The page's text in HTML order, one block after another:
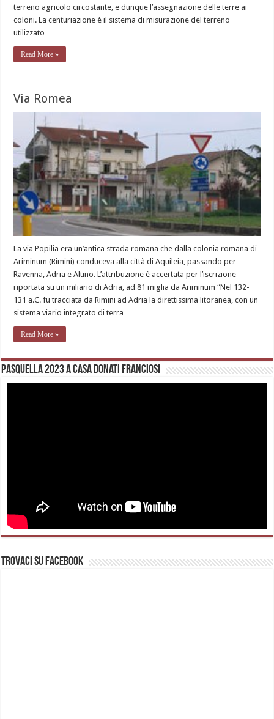
terreno agricolo circostante, e dunque l’assegnazione delle terre ai
coloni. La centuriazione è il sistema di misurazione del terreno
utilizzato …
Read More »
Via Romea
La via Popilia era un’antica strada romana che dalla colonia romana di
Ariminum (Rimini) conduceva alla città di Aquileia, passando per
Ravenna, Adria e Altino. L’attribuzione è accertata per l’iscrizione
riportata su un miliario di Adria, ad 81 miglia da Ariminum “Nel 132-
131 a.C. fu tracciata da Rimini ad Adria la direttissima litoranea, con un
sistema viario integrato di terra …
Read More »
Pasquella 2023 a casa Donati Franciosi
Trovaci su Facebook